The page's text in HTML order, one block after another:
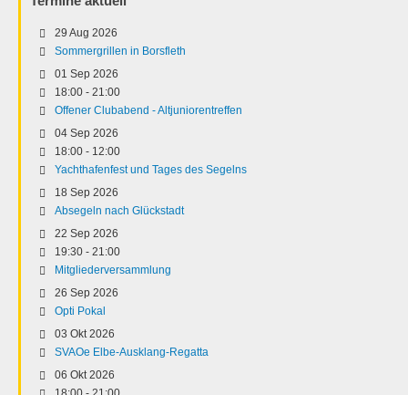
29 Aug 2026
Sommergrillen in Borsfleth
01 Sep 2026
18:00 - 21:00
Offener Clubabend - Altjuniorentreffen
04 Sep 2026
18:00 - 12:00
Yachthafenfest und Tages des Segelns
18 Sep 2026
Absegeln nach Glückstadt
22 Sep 2026
19:30 - 21:00
Mitgliederversammlung
26 Sep 2026
Opti Pokal
03 Okt 2026
SVAOe Elbe-Ausklang-Regatta
06 Okt 2026